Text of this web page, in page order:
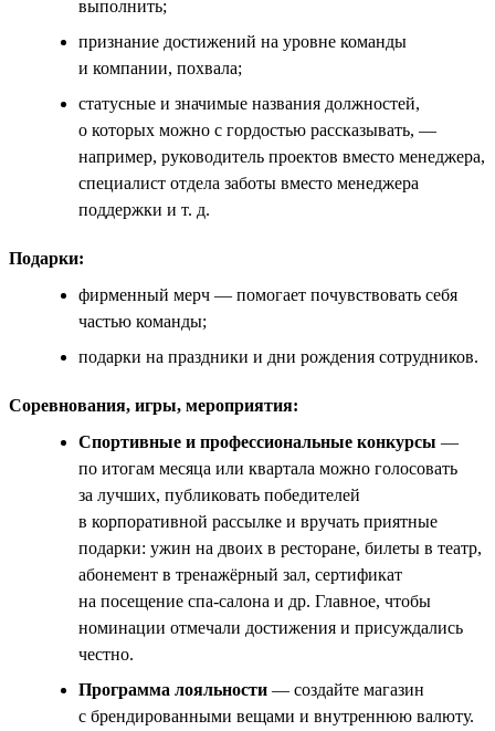
выполнить;
признание достижений на уровне команды
и компании, похвала;
статусные и значимые названия должностей,
о которых можно с гордостью рассказывать, —
например, руководитель проектов вместо менеджера,
специалист отдела заботы вместо менеджера
поддержки и т. д.
Подарки:
фирменный мерч — помогает почувствовать себя
частью команды;
подарки на праздники и дни рождения сотрудников.
Соревнования, игры, мероприятия:
Спортивные и профессиональные конкурсы —
по итогам месяца или квартала можно голосовать
за лучших, публиковать победителей
в корпоративной рассылке и вручать приятные
подарки: ужин на двоих в ресторане, билеты в театр,
абонемент в тренажёрный зал, сертификат
на посещение спа-салона и др. Главное, чтобы
номинации отмечали достижения и присуждались
честно.
Программа лояльности — создайте магазин
с брендированными вещами и внутреннюю валюту.